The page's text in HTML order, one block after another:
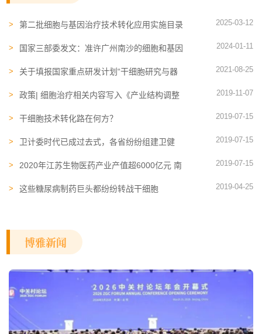
第二批细胞与基因治疗技术转化应用实施目录
2025-03-12
国家三部委发文：准许广州南沙的细胞和基因
构开展限制类细胞移植治疗技术临床应用
2024-01-11
关于填报国家重点研发计划“干细胞研究与器
的通知
2021-08-25
政策| 细胞治疗相关内容写入《产业结构调整
2019-11-07
干细胞技术转化路在何方？ 2019-07-15
卫计委时代已成过去式，各省纷纷组建卫健
2019-07-15
2020年江苏生物医药产业产值超6000亿元 南
2019-07-15
这些糖尿病制药巨头都纷纷转战干细胞 2019-04-25
博雅新闻